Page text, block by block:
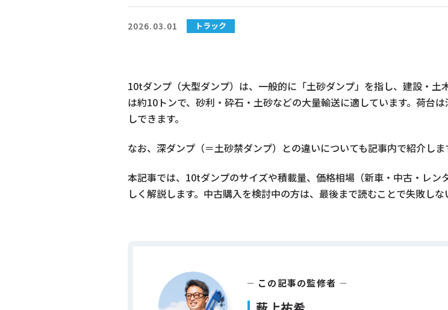
2026.03.01 トラック
10tダンプ（大型ダンプ）は、一般的に「土砂ダンプ」を指し、建設・
は約10トンで、砂利・砕石・土砂などの大量輸送に適しています。荷台
しできます。
なお、深ダンプ（＝土砂禁ダンプ）との違いについても記事内で紹介しま
本記事では、10tダンプのサイズや積載量、価格相場（新車・中古・レ
しく解説します。中古購入を検討中の方は、最後まで読むことで失敗しな
この記事の監修者